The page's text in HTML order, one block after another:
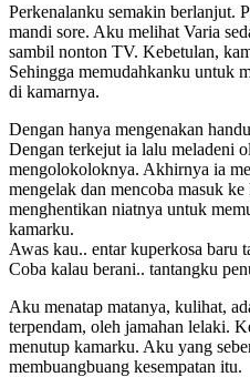
Perkenalanku semakin berlanjut.
mandi sore. Aku melihat Varia
sambil nonton TV. Kebetulan,
Sehingga memudahkanku untuk
di kamarnya.
Dengan hanya mengenakan
Dengan terkejut ia lalu meladeni
mengolokoloknya. Akhirnya ia
mengelak dan mencoba masuk
menghentikan niatnya untuk
kamarku.
Awas kau.. entar kuperkosa baru
Coba kalau berani.. tantangku
Aku menatap matanya, kulihat,
terpendam, oleh jamahan lelaki.
menutup kamarku. Aku yang
membuangbuang kesempatan itu.